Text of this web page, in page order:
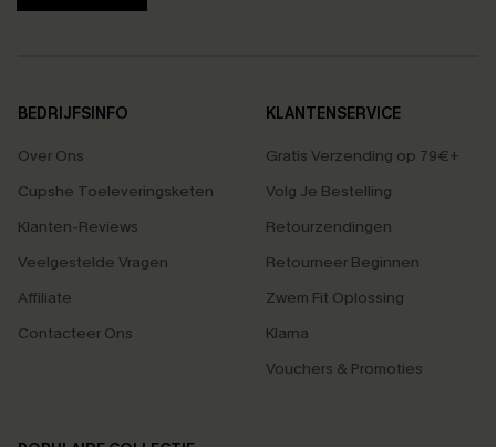
BEDRIJFSINFO
Over Ons
Cupshe Toeleveringsketen
Klanten-Reviews
Veelgestelde Vragen
Affiliate
Contacteer Ons
KLANTENSERVICE
Gratis Verzending op 79€+
Volg Je Bestelling
Retourzendingen
Retourneer Beginnen
Zwem Fit Oplossing
Klarna
Vouchers & Promoties